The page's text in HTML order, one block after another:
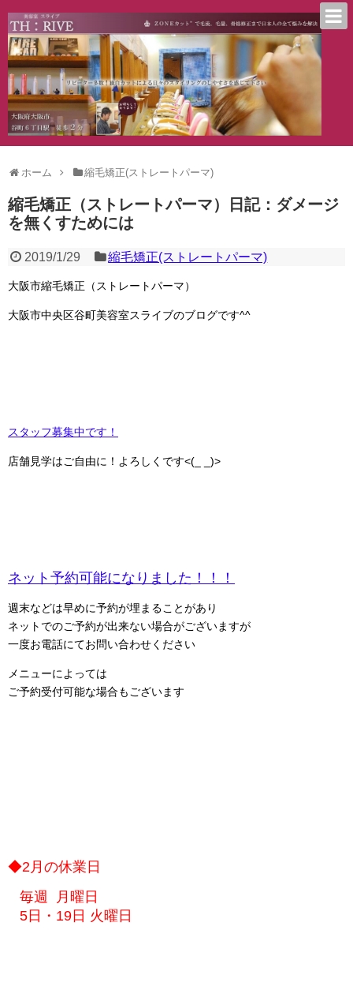
ホーム 縮毛矯正(ストレートパーマ)
縮毛矯正（ストレートパーマ）日記：ダメージ
を無くすためには
2019/1/29 縮毛矯正(ストレートパーマ)
大阪市縮毛矯正（ストレートパーマ）
大阪市中央区谷町美容室スライブのブログです^^
スタッフ募集中です！
店舗見学はご自由に！よろしくです<(_ _)>
ネット予約可能になりました！！！
週末などは早めに予約が埋まることがあり
ネットでのご予約が出来ない場合がございますが
一度お電話にてお問い合わせください
メニューによっては
ご予約受付可能な場合もございます
◆2月の休業日
毎週 月曜日
5日・19日 火曜日